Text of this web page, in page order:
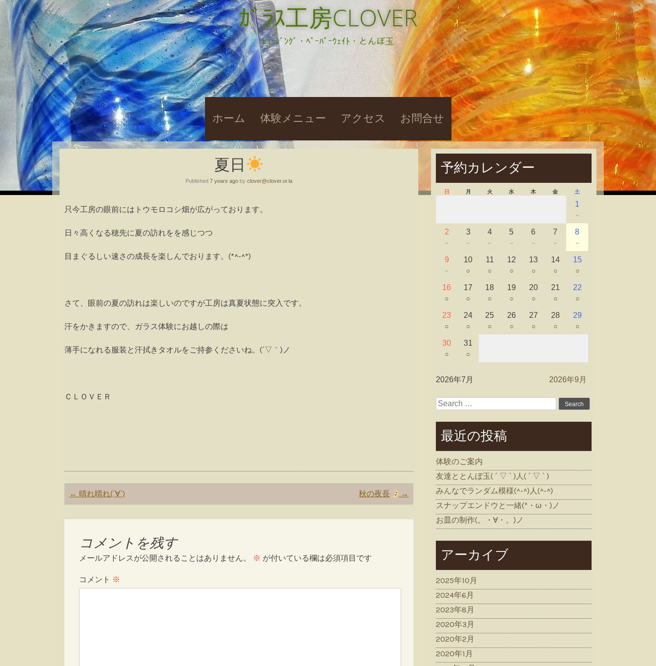
ｶﾞﾗｽ工房CLOVER
ﾋｭｰｼﾞﾝｸﾞ・ﾍﾟｰﾊﾟｰｳｪｲﾄ・とんぼ玉
Skip
content
ホーム 体験メニュー アクセス お問合せ
夏日
Published 7 years ago by clover@clover.or.la
只今工房の眼前にはトウモロコシ畑が広がっております。
日々高くなる穂先に夏の訪れをを感じつつ
目まぐるしい速さの成長を楽しんでおります。(*^-^*)
さて、眼前の夏の訪れは楽しいのですが工房は真夏状態に突入です。
汗をかきますので、ガラス体験にお越しの際は
薄手になれる服装と汗拭きタオルをご持参くださいね。(´▽｀)ノ
ＣＬＯＶＥＲ
Post
navigation
← 晴れ晴れ(´∀`) 秋の夜長 →
コメントを残す
メールアドレスが公開されることはありません。 ※ が付いている欄は必須項目です
コメント ※
予約カレンダー
日 月 火 水 木 金 土
1
－
2
－
3
－
4
－
5
－
6
－
7
－
8
－
9
－
10
○
11
○
12
○
13
○
14
○
15
○
16
○
17
○
18
○
19
○
20
○
21
○
22
○
23
○
24
○
25
○
26
○
27
○
28
○
29
○
30
○
31
○
2026年7月 2026年9月
Search
最近の投稿
体験のご案内
友達ととんぼ玉( ´ ▽ ` )人( ´ ▽ ` )
みんなでランダム模様(^-^)人(^-^)
スナップエンドウと一緒(*・ω・)ノ
お皿の制作(。・∀・。)ノ
アーカイブ
2025年10月
2024年6月
2023年8月
2020年3月
2020年2月
2020年1月